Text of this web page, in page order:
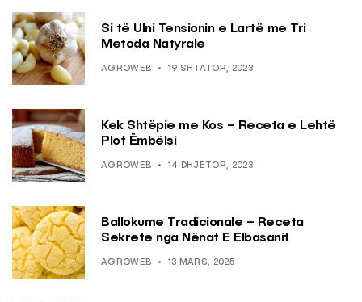
Si të Ulni Tensionin e Lartë me Tri
Metoda Natyrale
AGROWEB 19 SHTATOR, 2023
Kek Shtëpie me Kos – Receta e Lehtë
Plot Ëmbëlsi
AGROWEB 14 DHJETOR, 2023
Ballokume Tradicionale – Receta
Sekrete nga Nënat E Elbasanit
AGROWEB 13 MARS, 2025